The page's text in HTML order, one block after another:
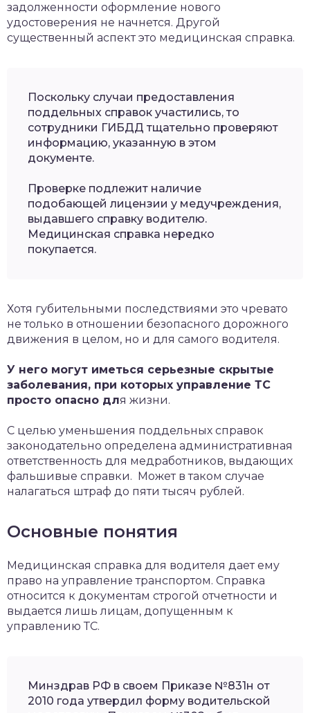
задолженности оформление нового
удостоверения не начнется. Другой
существенный аспект это медицинская справка.
Поскольку случаи предоставления
поддельных справок участились, то
сотрудники ГИБДД тщательно проверяют
информацию, указанную в этом
документе.
Проверке подлежит наличие
подобающей лицензии у медучреждения,
выдавшего справку водителю.
Медицинская справка нередко
покупается.
Хотя губительными последствиями это чревато
не только в отношении безопасного дорожного
движения в целом, но и для самого водителя.
У него могут иметься серьезные скрытые
заболевания, при которых управление ТС
просто опасно для жизни.
С целью уменьшения поддельных справок
законодательно определена административная
ответственность для медработников, выдающих
фальшивые справки. Может в таком случае
налагаться штраф до пяти тысяч рублей.
Основные понятия
Медицинская справка для водителя дает ему
право на управление транспортом. Справка
относится к документам строгой отчетности и
выдается лишь лицам, допущенным к
управлению ТС.
Минздрав РФ в своем Приказе №831н от
2010 года утвердил форму водительской